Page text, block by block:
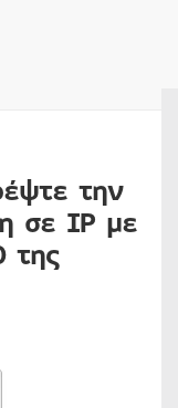
την
σε IP με
της